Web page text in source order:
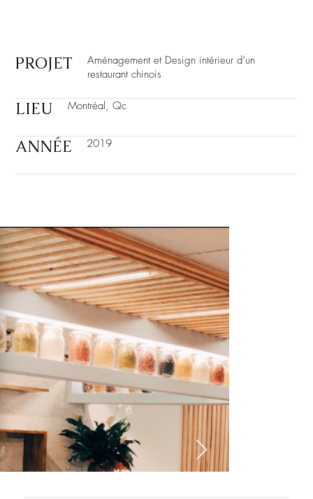
PROJET
Aménagement et Design intérieur d’un
restaurant chinois
LIEU Montréal, Qc
ANNÉE 2019